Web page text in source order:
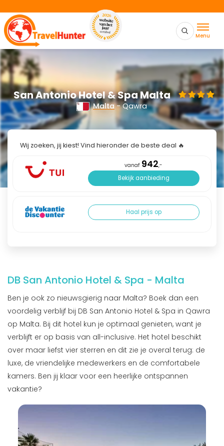
Menu
San Antonio Hotel & Spa Malta
Malta- Qawra
Wij zoeken, jij kiest! Vind hieronder de beste deal 🔥
vanaf 942,-
Bekijk aanbieding
Haal prijs op
DB San Antonio Hotel & Spa - Malta
Ben je ook zo nieuwsgierig naar Malta? Boek dan een
voordelig verblijf bij DB San Antonio Hotel & Spa in Qawra
op Malta. Bij dit hotel kun je optimaal genieten, want je
verblijft er op basis van all-inclusive. Het hotel beschikt
over maar liefst vier sterren en dit zie je overal terug: de
luxe, de vriendelijke medewerkers en de comfortabele
kamers. Ben jij klaar voor een heerlijke ontspannen
vakantie?